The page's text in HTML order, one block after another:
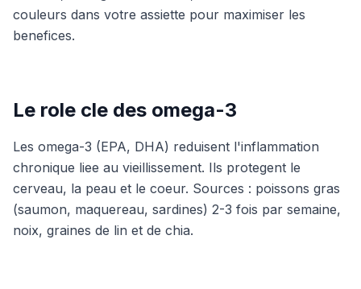
couleurs dans votre assiette pour maximiser les
benefices.
Le role cle des omega-3
Les omega-3 (EPA, DHA) reduisent l'inflammation
chronique liee au vieillissement. Ils protegent le
cerveau, la peau et le coeur. Sources : poissons gras
(saumon, maquereau, sardines) 2-3 fois par semaine,
noix, graines de lin et de chia.